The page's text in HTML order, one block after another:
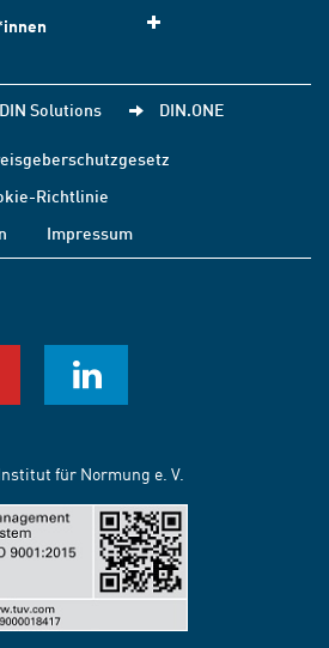
DIN Solutions DIN.ONE
Richtlinie
Impressum
für Normung e. V.